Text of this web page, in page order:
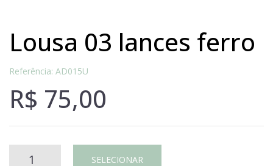
lousa 03 lances ferro
Referência: AD015U
R$ 75,00
Lousa SELECIONAR